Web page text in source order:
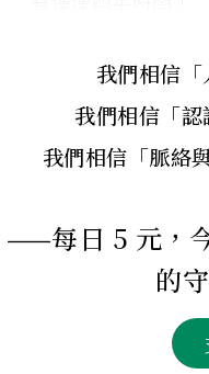
我們相信
我們相信「
我們相信「脈絡
——每日 5 元，
的